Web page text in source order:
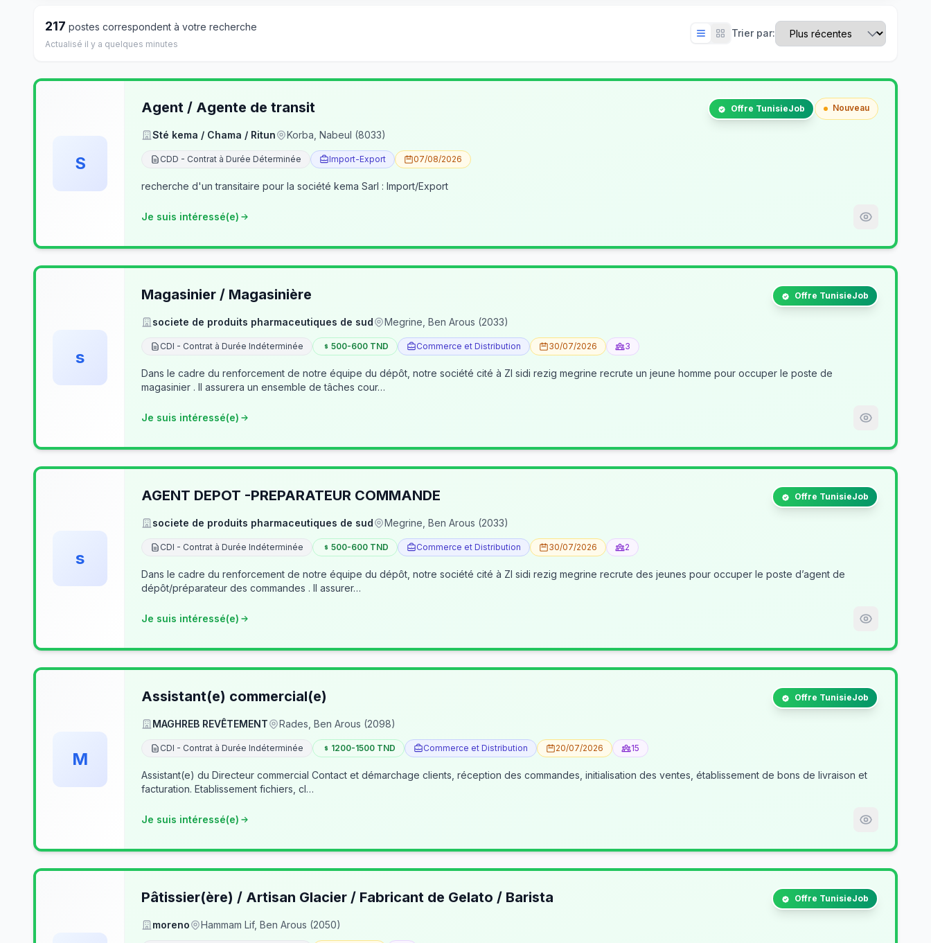
217 postes correspondent à votre recherche
Actualisé il y a quelques minutes
Trier par:
S
Agent / Agente de transit Offre TunisieJob Nouveau
Sté kema / Chama / Ritun Korba, Nabeul (8033)
CDD - Contrat à Durée Déterminée Import-Export 07/08/2026
recherche d'un transitaire pour la société kema Sarl : Import/Export
Je suis intéressé(e)
s
Magasinier / Magasinière Offre TunisieJob
societe de produits pharmaceutiques de sud Megrine, Ben Arous (2033)
CDI - Contrat à Durée Indéterminée 500-600 TND Commerce et Distribution 30/07/2026 3
Dans le cadre du renforcement de notre équipe du dépôt, notre société cité à ZI sidi rezig megrine recrute un jeune homme pour occuper le poste de
magasinier . Il assurera un ensemble de tâches cour…
Je suis intéressé(e)
s
AGENT DEPOT -PREPARATEUR COMMANDE Offre TunisieJob
societe de produits pharmaceutiques de sud Megrine, Ben Arous (2033)
CDI - Contrat à Durée Indéterminée 500-600 TND Commerce et Distribution 30/07/2026 2
Dans le cadre du renforcement de notre équipe du dépôt, notre société cité à ZI sidi rezig megrine recrute des jeunes pour occuper le poste d’agent de
dépôt/préparateur des commandes . Il assurer…
Je suis intéressé(e)
M
Assistant(e) commercial(e) Offre TunisieJob
MAGHREB REVÊTEMENT Rades, Ben Arous (2098)
CDI - Contrat à Durée Indéterminée 1200-1500 TND Commerce et Distribution 20/07/2026 15
Assistant(e) du Directeur commercial Contact et démarchage clients, réception des commandes, initialisation des ventes, établissement de bons de livraison et
facturation. Etablissement fichiers, cl…
Je suis intéressé(e)
Pâtissier(ère) / Artisan Glacier / Fabricant de Gelato / Barista Offre TunisieJob
moreno Hammam Lif, Ben Arous (2050)